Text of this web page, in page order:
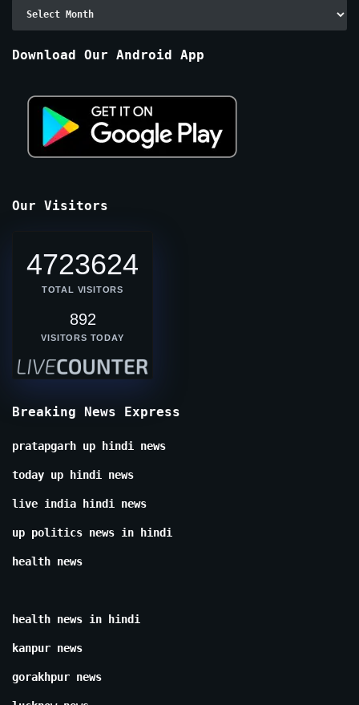
Download Our Android App
Our Visitors
4723624
TOTAL VISITORS
892
VISITORS TODAY
Breaking News Express
pratapgarh up hindi news
today up hindi news
live india hindi news
up politics news in hindi
health news
health news in hindi
kanpur news
gorakhpur news